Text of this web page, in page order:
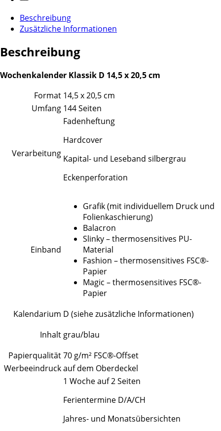
Beschreibung
Zusätzliche Informationen
Beschreibung
Wochenkalender Klassik D 14,5 x 20,5 cm
Format 14,5 x 20,5 cm
Umfang 144 Seiten
Verarbeitung
Fadenheftung
Hardcover
Kapital- und Leseband silbergrau
Eckenperforation
Einband
Grafik (mit individuellem Druck und
Folienkaschierung)
Balacron
Slinky – thermosensitives PU-
Material
Fashion – thermosensitives FSC®-
Papier
Magic – thermosensitives FSC®-
Papier
Kalendarium D (siehe zusätzliche Informationen)
Inhalt grau/blau
Papierqualität70 g/m² FSC®-Offset
Werbeeindruckauf dem Oberdeckel
1 Woche auf 2 Seiten
Ferientermine D/A/CH
Jahres- und Monatsübersichten